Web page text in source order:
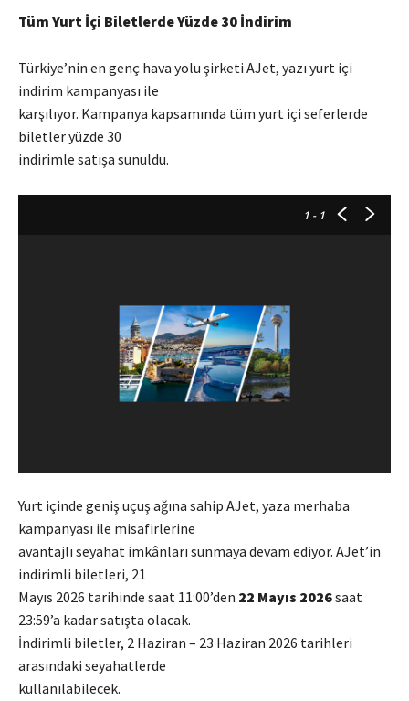
Tüm Yurt İçi Biletlerde Yüzde 30 İndirim
Türkiye’nin en genç hava yolu şirketi AJet, yazı yurt içi
indirim kampanyası ile
karşılıyor. Kampanya kapsamında tüm yurt içi seferlerde
biletler yüzde 30
indirimle satışa sunuldu.
1 - 1
Yurt içinde geniş uçuş ağına sahip AJet, yaza merhaba
kampanyası ile misafirlerine
avantajlı seyahat imkânları sunmaya devam ediyor. AJet’in
indirimli biletleri, 21
Mayıs 2026 tarihinde saat 11:00’den 22 Mayıs 2026saat
23:59’a kadar satışta olacak.
İndirimli biletler, 2 Haziran – 23 Haziran 2026 tarihleri
arasındaki seyahatlerde
kullanılabilecek.